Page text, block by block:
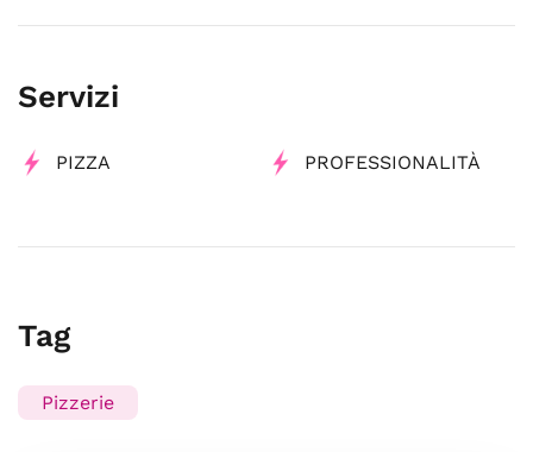
Servizi
PIZZA PROFESSIONALITÀ
Tag
Pizzerie